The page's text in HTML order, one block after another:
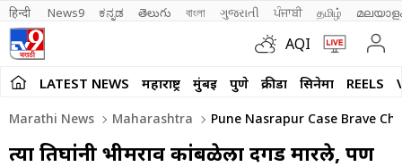
हिन्दी News9 ಕನ್ನಡ తెలుగు বাংলা ગુજરાતી ਪੰਜਾਬੀ தமிழ்
AQI
LATEST NEWS महाराष्ट्र मुंबई पुणे क्रीडा सिनेमा REELS
Marathi News Maharashtra Pune Nasrapur Case Brave
त्या तिघांनी भीमराव कांबळेला दगड मारले, पण